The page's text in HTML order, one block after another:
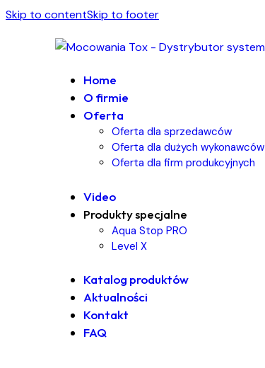
Skip to contentSkip to footer
Home
O firmie
Oferta
Oferta dla sprzedawców
Oferta dla dużych wykonawców
Oferta dla firm produkcyjnych
Video
Produkty specjalne
Aqua Stop PRO
Level X
Katalog produktów
Aktualności
Kontakt
FAQ